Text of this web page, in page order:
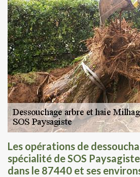
Les opérations de
spécialité de SOS
dans le 87440 et ses